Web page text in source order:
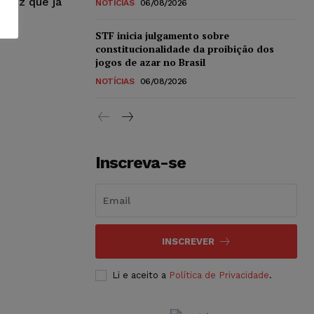
NOTÍCIAS 06/08/2026
STF inicia julgamento sobre
constitucionalidade da proibição dos
jogos de azar no Brasil
NOTÍCIAS 06/08/2026
Inscreva-se
INSCREVER
Li e aceito a Política de Privacidade.